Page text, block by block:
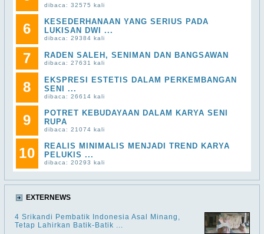
dibaca: 32575 kali
6
KESEDERHANAAN YANG SERIUS PADA
LUKISAN DWI ...
dibaca: 29384 kali
7 RADEN SALEH, SENIMAN DAN BANGSAWAN
dibaca: 27631 kali
8
EKSPRESI ESTETIS DALAM PERKEMBANGAN
SENI ...
dibaca: 26614 kali
9
POTRET KEBUDAYAAN DALAM KARYA SENI
RUPA
dibaca: 21074 kali
10
REALIS MINIMALIS MENJADI TREND KARYA
PELUKIS ...
dibaca: 20293 kali
EXTERNEWS
4 Srikandi Pembatik Indonesia Asal Minang,
Tetap Lahirkan Batik-Batik ...